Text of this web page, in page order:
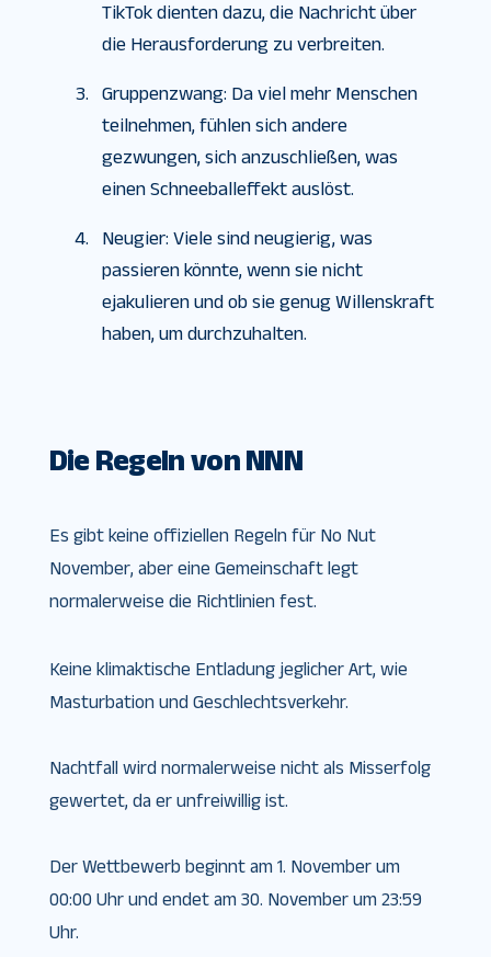
TikTok dienten dazu, die Nachricht über
die Herausforderung zu verbreiten.
Gruppenzwang: Da viel mehr Menschen
teilnehmen, fühlen sich andere
gezwungen, sich anzuschließen, was
einen Schneeballeffekt auslöst.
Neugier: Viele sind neugierig, was
passieren könnte, wenn sie nicht
ejakulieren und ob sie genug Willenskraft
haben, um durchzuhalten.
Die Regeln von NNN
Es gibt keine offiziellen Regeln für No Nut
November, aber eine Gemeinschaft legt
normalerweise die Richtlinien fest.
Keine klimaktische Entladung jeglicher Art, wie
Masturbation und Geschlechtsverkehr.
Nachtfall wird normalerweise nicht als Misserfolg
gewertet, da er unfreiwillig ist.
Der Wettbewerb beginnt am 1. November um
00:00 Uhr und endet am 30. November um 23:59
Uhr.